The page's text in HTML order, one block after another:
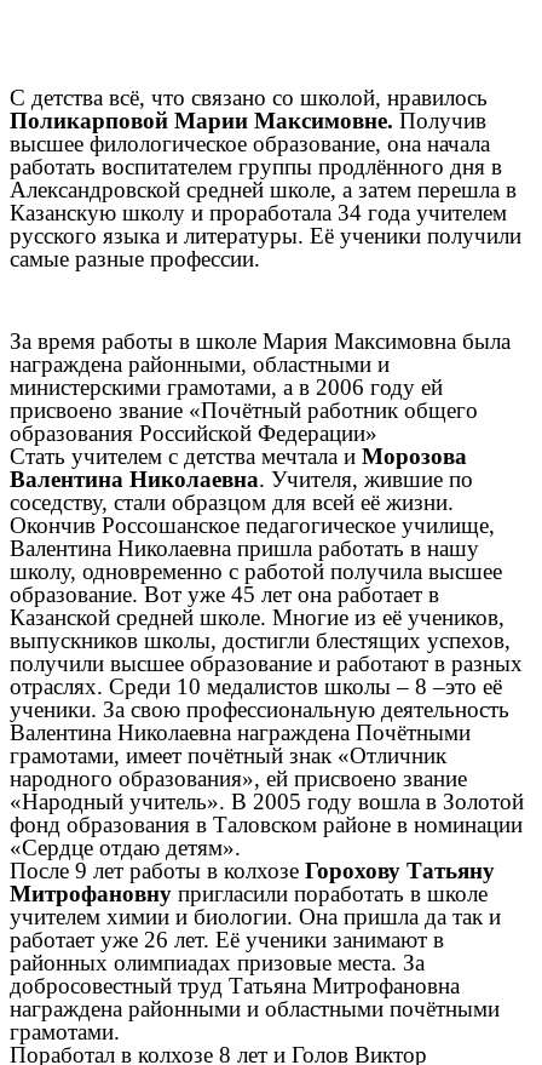
С детства всё, что связано со школой, нравилось
Поликарповой Марии Максимовне. Получив
высшее филологическое образование, она начала
работать воспитателем группы продлённого дня в
Александровской средней школе, а затем перешла в
Казанскую школу и проработала 34 года учителем
русского языка и литературы. Её ученики получили
самые разные профессии.
За время работы в школе Мария Максимовна была
награждена районными, областными и
министерскими грамотами, а в 2006 году ей
присвоено звание «Почётный работник общего
образования Российской Федерации»
Стать учителем с детства мечтала и Морозова
Валентина Николаевна. Учителя, жившие по
соседству, стали образцом для всей её жизни.
Окончив Россошанское педагогическое училище,
Валентина Николаевна пришла работать в нашу
школу, одновременно с работой получила высшее
образование. Вот уже 45 лет она работает в
Казанской средней школе. Многие из её учеников,
выпускников школы, достигли блестящих успехов,
получили высшее образование и работают в разных
отраслях. Среди 10 медалистов школы – 8 –это её
ученики. За свою профессиональную деятельность
Валентина Николаевна награждена Почётными
грамотами, имеет почётный знак «Отличник
народного образования», ей присвоено звание
«Народный учитель». В 2005 году вошла в Золотой
фонд образования в Таловском районе в номинации
«Сердце отдаю детям».
После 9 лет работы в колхозе Горохову Татьяну
Митрофановну пригласили поработать в школе
учителем химии и биологии. Она пришла да так и
работает уже 26 лет. Её ученики занимают в
районных олимпиадах призовые места. За
добросовестный труд Татьяна Митрофановна
награждена районными и областными почётными
грамотами.
Поработал в колхозе 8 лет и Голов Виктор